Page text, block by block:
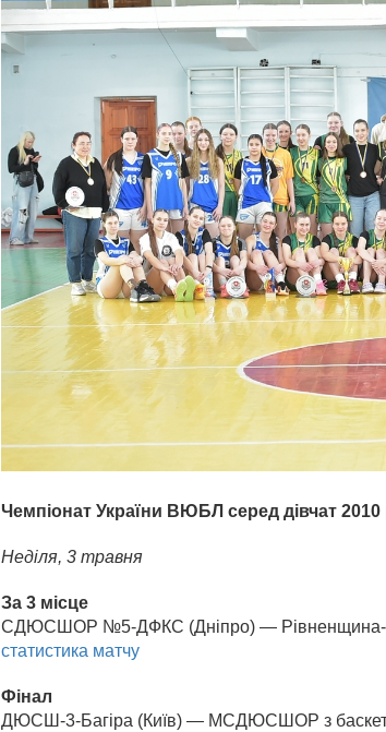
Чемпіонат України ВЮБЛ серед дівчат
Неділя, 3 травня
За 3 місце
СДЮСШОР №5-ДФКС (Дніпро) — Рівненщина-
статистика матчу
Фінал
ДЮСШ-3-Багіра (Київ) — МСДЮСШОР з